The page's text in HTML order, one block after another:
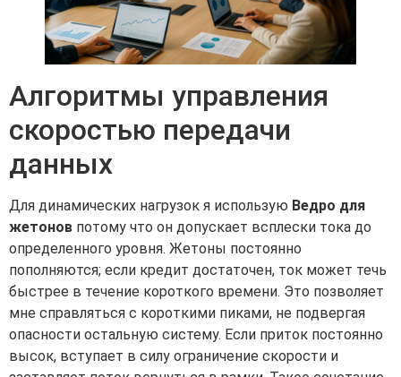
Алгоритмы управления
скоростью передачи
данных
Для динамических нагрузок я использую Ведро для
жетонов потому что он допускает всплески тока до
определенного уровня. Жетоны постоянно
пополняются; если кредит достаточен, ток может течь
быстрее в течение короткого времени. Это позволяет
мне справляться с короткими пиками, не подвергая
опасности остальную систему. Если приток постоянно
высок, вступает в силу ограничение скорости и